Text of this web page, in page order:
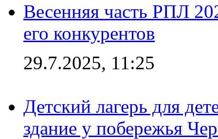
Весенняя часть РПЛ
его конкурентов
29.7.2025, 11:25
Детский лагерь для
здание у побережья